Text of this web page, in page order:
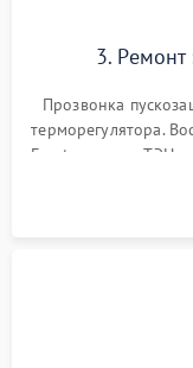
3. Ремонт
Прозвонка
терморегулятора.
Frost, включая ТЭН
платы